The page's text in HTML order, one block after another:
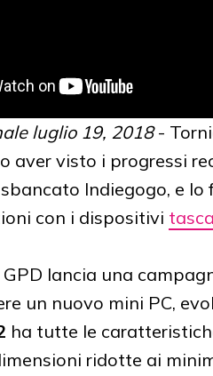
luglio 19, 2018-
aver visto i progressi
Indiegogo, e
con i dispositivi
lancia una
un nuovo mini PC,
ha tutte le
ridotte ai